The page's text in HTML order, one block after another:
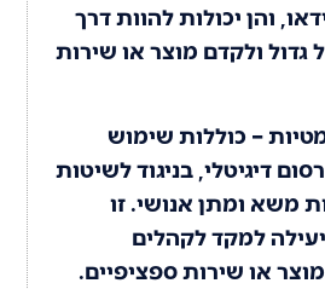
והן יכולות להוות דרך
גדול ולקדם מוצר או שירות
– כוללות שימוש
דיגיטלי, בניגוד לשיטות
משא ומתן אנושי. זו
למקד לקהלים
או שירות ספציפיים.